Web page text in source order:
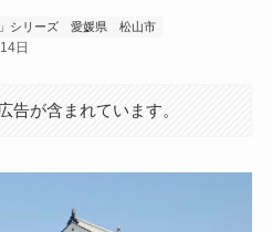
シリーズ 愛媛県 松山市
日
告が含まれています。